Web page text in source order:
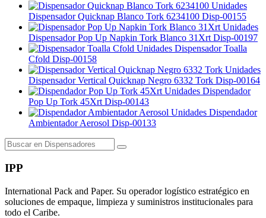
Unidades
Dispensador Quicknap Blanco Tork 6234100 Disp-00155
Unidades
Dispensador Pop Up Napkin Tork Blanco 31Xrt Disp-00197
Unidades Dispensador Toalla
Cfold Disp-00158
Unidades
Dispensador Vertical Quicknap Negro 6332 Tork Disp-00164
Unidades Dispendador
Pop Up Tork 45Xrt Disp-00143
Unidades Dispendador
Ambientador Aerosol Disp-00133
IPP
International Pack and Paper. Su operador logístico estratégico en
soluciones de empaque, limpieza y suministros institucionales para
todo el Caribe.